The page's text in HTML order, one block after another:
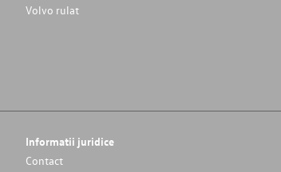
Volvo rulat
Informatii juridice
Contact